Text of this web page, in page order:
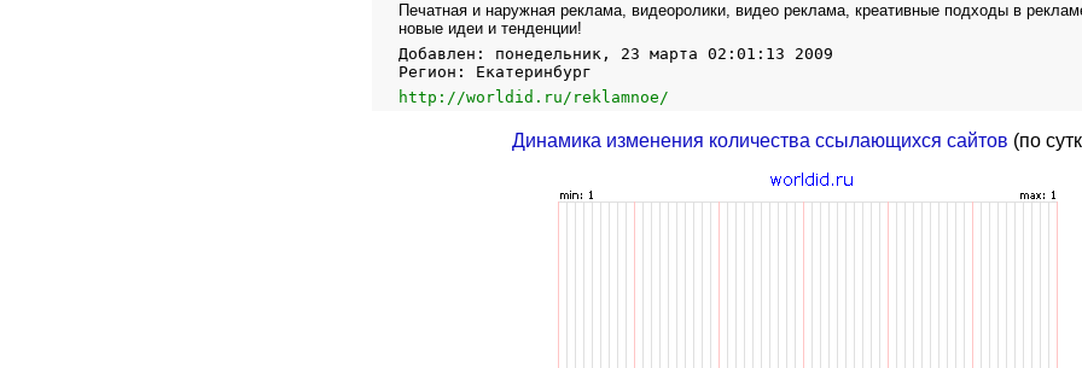
Печатная и наружная реклама, видеоролики, видео реклама, креативные подходы в
новые идеи и тенденции!
Добавлен: понедельник, 23 марта 02:01:13 2009
Регион: Екатеринбург
http://worldid.ru/reklamnoe/
Динамика изменения количества ссылающихся сайтов (по